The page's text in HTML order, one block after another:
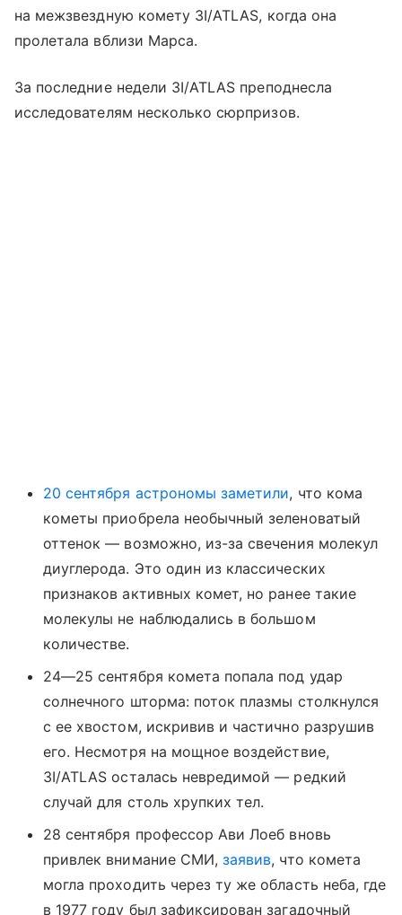
на межзвездную комету 3I/ATLAS, когда она
пролетала вблизи Марса.
За последние недели 3I/ATLAS преподнесла
исследователям несколько сюрпризов.
20 сентября астрономы заметили, что кома
кометы приобрела необычный зеленоватый
оттенок — возможно, из-за свечения молекул
диуглерода. Это один из классических
признаков активных комет, но ранее такие
молекулы не наблюдались в большом
количестве.
24—25 сентября комета попала под удар
солнечного шторма: поток плазмы столкнулся
с ее хвостом, искривив и частично разрушив
его. Несмотря на мощное воздействие,
3I/ATLAS осталась невредимой — редкий
случай для столь хрупких тел.
28 сентября профессор Ави Лоеб вновь
привлек внимание СМИ,заявив, что комета
могла проходить через ту же область неба, где
в 1977 году был зафиксирован загадочный